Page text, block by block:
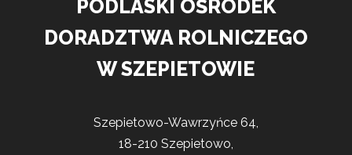
PODLASKI OŚRODEK
DORADZTWA ROLNICZEGO
W SZEPIETOWIE
Szepietowo-Wawrzyńce 64,
18-210 Szepietowo,